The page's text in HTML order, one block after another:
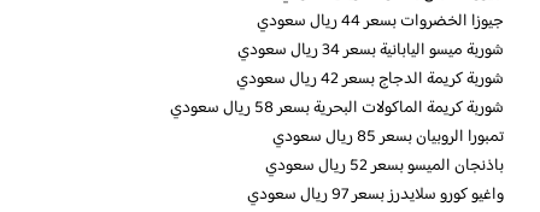
جيوزا الخضروات بسعر 44 ريال سعودي
شوربة ميسو اليابانية بسعر 34 ريال سعودي
شوربة كريمة الدجاج بسعر 42 ريال سعودي
شوربة كريمة الماكولات البحرية بسعر 58 ريال سعودي
تمبورا الروبيان بسعر 85 ريال سعودي
باذنجان الميسو بسعر 52 ريال سعودي
واغيو كورو سلايدرز بسعر 97 ريال سعودي